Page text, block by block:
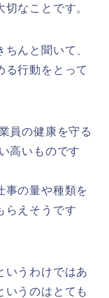
なことです。
んと聞いて、
る行動をとって
員の健康を守る
高いものです
事の量や種類を
らえそうです
いうわけではあ
いうのはとても